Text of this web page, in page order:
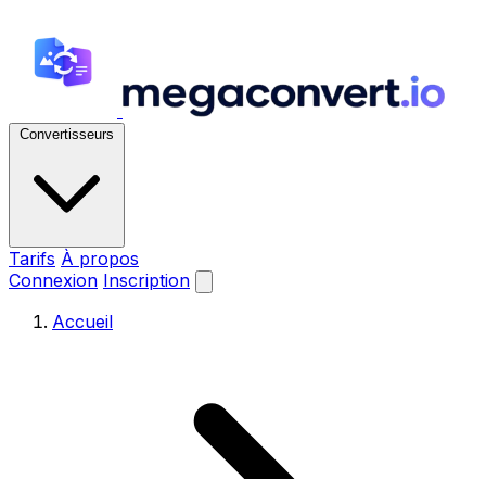
Convertisseurs
Tarifs À propos
Connexion Inscription
Accueil